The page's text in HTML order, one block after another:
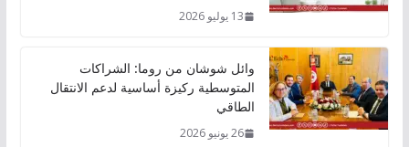
13 يوليو 2026
وائل شوشان من روما: الشراكات
المتوسطية ركيزة أساسية لدعم الانتقال
الطاقي
26 يونيو 2026